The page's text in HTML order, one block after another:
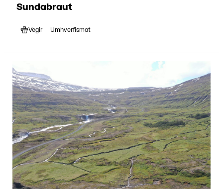
Sundabraut
Vegir Umhverfismat